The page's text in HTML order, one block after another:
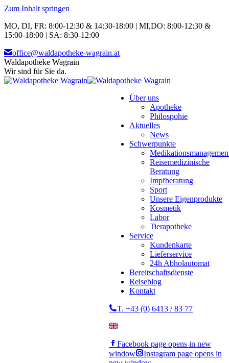
Zum Inhalt springen
MO, DI, FR: 8:00-12:30 & 14:30-18:00 | MI,DO: 8:00-12:30 &
15:00-18:00 | SA: 8:30-12:00
office@waldapotheke-wagrain.at
Waldapotheke Wagrain
Wir sind für Sie da.
Über uns
Apotheke
Philospohie
Aktuelles
News
Schwerpunkte
Reisemedizinische
Beratung
Impfberatung
Sport
Unsere Eigenprodukte
Kosmetik
Labor
Tierapotheke
Service
Kundenkarte
Lieferservice
24h Abholautomat
Bereitschaftsdienste
Reiseblog
Kontakt
T. +43 (0) 6413 / 83 77
Facebook page opens in new
window
Instagram page opens in